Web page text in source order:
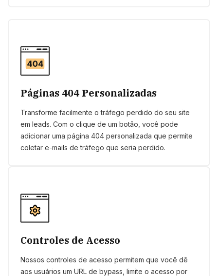
Páginas 404 Personalizadas
Transforme facilmente o tráfego perdido do seu site
em leads. Com o clique de um botão, você pode
adicionar uma página 404 personalizada que permite
coletar e-mails de tráfego que seria perdido.
Controles de Acesso
Nossos controles de acesso permitem que você dê
aos usuários um URL de bypass, limite o acesso por